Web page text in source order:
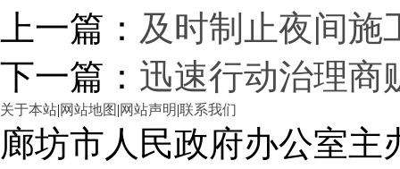
上一篇： 及时制止夜间施
下一篇： 迅速行动治理商
关于本站|网站地图 |网站声明|联系我们
廊坊市人民政府办公室